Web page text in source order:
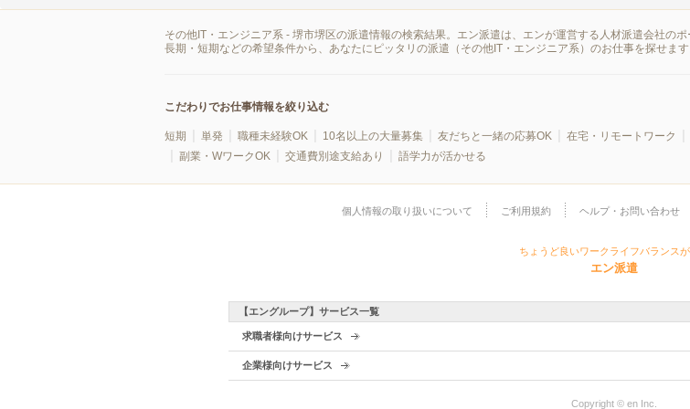
その他IT・エンジニア系 - 堺市堺区の派遣情報の検索結果。エン派遣は、エンが運営する人材派遣会社の
長期・短期などの希望条件から、あなたにピッタリの派遣（その他IT・エンジニア系）のお仕事を探せます
こだわりでお仕事情報を絞り込む
短期 単発 職種未経験OK 10名以上の大量募集 友だちと一緒の応募OK 在宅・リモートワーク
副業・WワークOK
交通費別途支給あり 語学力が活かせる
個人情報の取り扱いについて ご利用規約 ヘルプ・お問い合わせ
ちょうど良いワークライフバランスが
エン派遣
【エングループ】サービス一覧
求職者様向けサービス
企業様向けサービス
Copyright © en Inc.